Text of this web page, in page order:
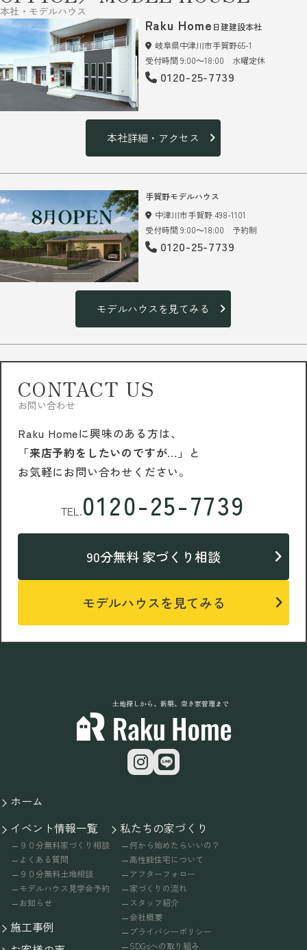
本社・モデルハウス
Raku Home 日建建設本社
岐阜県中津川市手賀野65-1
受付時間 9:00～18:00 水曜定休
0120-25-7739
本社詳細・アクセス
手賀野モデルハウス
中津川市手賀野 498-1101
受付時間 9:00～18:00 予約制
0120-25-7739
モデルハウスを見てみる
CONTACT US
お問い合わせ
Raku Homeに興味のある方は、
「来店予約をしたいのですが…」 と
お気軽にお問い合わせください。
TEL.0120-25-7739
90分無料 家づくり相談
モデルハウスを見てみる
土地探しから、新築、空き家管理まで
ホーム
イベント情報一覧
９０分無料家づくり相談
よくある質問
９０分無料土地相談
モデルハウス見学会予約
お知らせ
施工事例
私たちの家づくり
何から始めたらいいの？
高性能住宅について
アフターフォロー
家づくりの流れ
スタッフ紹介
会社概要
プライバシーポリシー
SDGsへの取り組み